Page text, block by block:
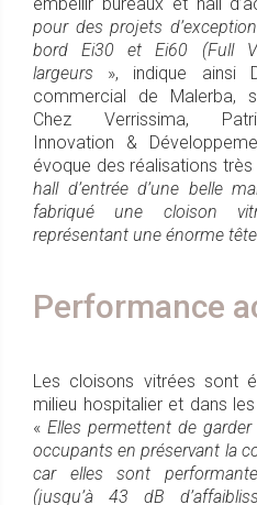
embellir bureaux et hall
pour des projets
bord Ei30 et Ei60 (Full
largeurs », indique ainsi
commercial de Malerba,
Chez Verrissima,
Innovation &
évoque des réalisations
hall d’entrée d’une belle
fabriqué une cloison
représentant une énorme
Performance
Les cloisons vitrées sont
milieu hospitalier et dans
«Elles permettent de
occupants en préservant la
car elles sont
(jusqu’à 43 dB